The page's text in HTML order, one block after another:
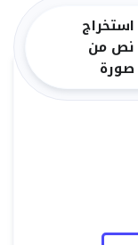
استخراج
نص من
صورة